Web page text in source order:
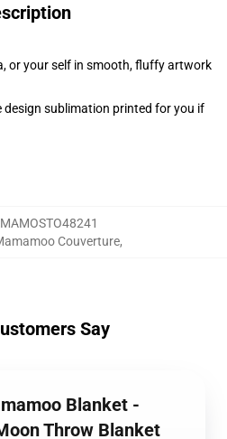
or your self in smooth, fluffy artwork
design sublimation printed for you if
Couverture,
Say
Blanket -
Throw Blanket